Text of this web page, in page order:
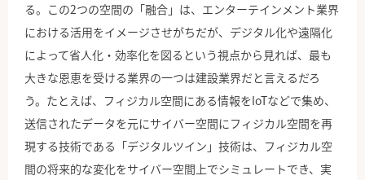
る。この2つの空間の「融合」は、エンターテインメント業界
における活用をイメージさせがちだが、デジタル化や遠隔化
によって省人化・効率化を図るという視点から見れば、最も
大きな恩恵を受ける業界の一つは建設業界だと言えるだろ
う。たとえば、フィジカル空間にある情報をIoTなどで集め、
送信されたデータを元にサイバー空間にフィジカル空間を再
現する技術である「デジタルツイン」技術は、フィジカル空
間の将来的な変化をサイバー空間上でシミュレートでき、実